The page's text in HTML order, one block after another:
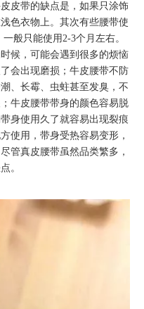
皮带的缺点是，如果只涂饰
色衣物上。其次有些腰带使
般只能使用2-3个月左右。
候，可能会遇到很多的烦恼
会出现磨损；牛皮腰带不防
、长霉、虫蛀甚至发臭，不
牛皮腰带带身的颜色容易脱
身使用久了就容易出现裂痕
使用，带身受热容易变形，
管真皮腰带虽然品类繁多，
。